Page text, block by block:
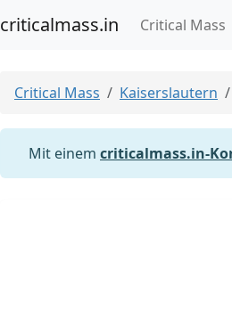
criticalmass.in Critical Mass
Critical Mass Kaiserslautern
Mit einem criticalmass.in-